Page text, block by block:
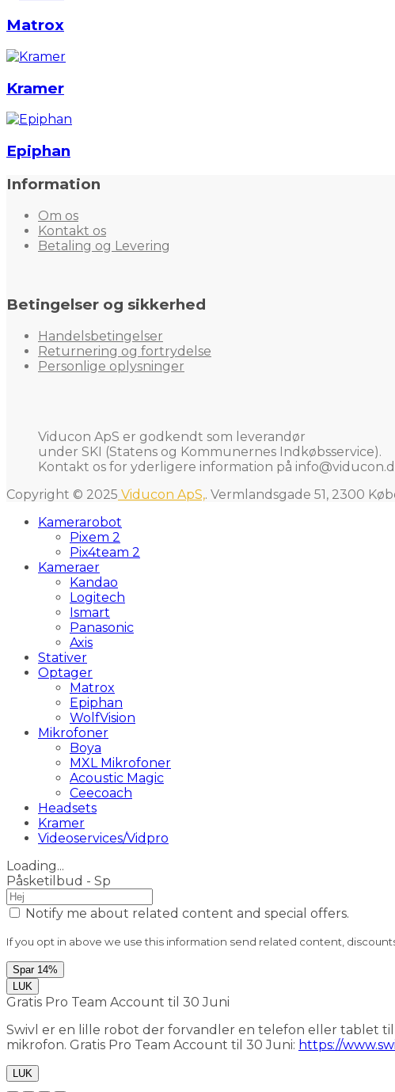
Matrox
Kramer
Epiphan
Information
Om os
Kontakt os
Betaling og Levering
Betingelser og sikkerhed
Handelsbetingelser
Returnering og fortrydelse
Personlige oplysninger
Viducon ApS er godkendt som leverandør
under SKI (Statens og Kommunernes Indkøbsservice).
Kontakt os for yderligere information på
Copyright © 2025 Viducon ApS,. Vermlandsgade 51, 2300
Kamerarobot
Pixem 2
Pix4team 2
Kameraer
Kandao
Logitech
Ismart
Panasonic
Axis
Stativer
Optager
Matrox
Epiphan
WolfVision
Mikrofoner
Boya
MXL Mikrofoner
Acoustic Magic
Ceecoach
Headsets
Kramer
Videoservices/Vidpro
Loading...
Påsketilbud - Sp
Notify me about related content and special offers.
If you opt in above we use this information send related content,
Spar 14%
LUK
Gratis Pro Team Account til 30 Juni
Swivl er en lille robot der forvandler en telefon eller tablet
mikrofon. Gratis Pro Team Account til 30 Juni: https://
LUK